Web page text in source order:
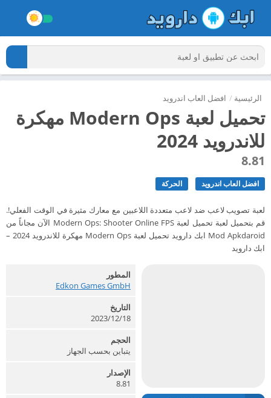
الرئيسية / افضل العاب اندرويد
تحميل لعبة Modern Ops مهكرة
للاندرويد 2024
8.81
افضل العاب اندرويد الحركة
لعبة تصويب لاعب ضد لاعب متعددة اللاعبين مع معارك مثيرة في الوقت الفعلي!.
قم بتحميل لعبة تحميل لعبة Modern Ops: Shooter Online FPS الآن مجاناً من
Mod Apkdaroid ابك دارويد تحميل لعبة Modern Ops مهكرة للاندرويد 2024 –
ابك دارويد
المطور
Edkon Games GmbH‏
التاريخ
2023/12/18
الحجم
يتباين بحسب الجهاز
الإصدار
8.81